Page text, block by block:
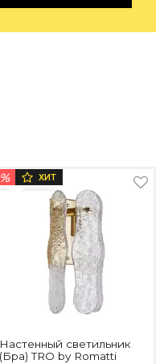
по вашему
% ХИТ
Настенный светильник
(Бра) TRO by Romatti